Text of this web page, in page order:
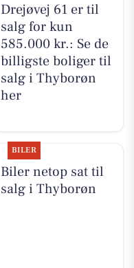
Drejøvej 61 er til
salg for kun
585.000 kr.: Se de
billigste boliger til
salg i Thyborøn
her
BILER
Biler netop sat til
salg i Thyborøn